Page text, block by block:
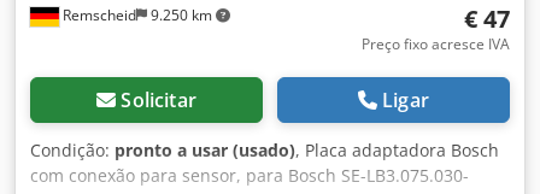
Remscheid 9.250 km € 47
Preço fixo acresce IVA
Solicitar Ligar
Condição: pronto a usar (usado), Placa adaptadora Bosch
com conexão para sensor, para Bosch SE-LB3.075.030-